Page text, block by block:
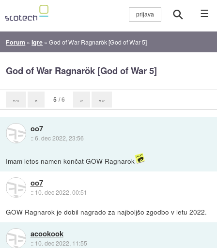
☰
Forum »Igre »God of War Ragnarök [God of War 5]
God of War Ragnarök [God of War 5]
«« « 5 / 6 » »»
oo7
::6. dec 2022, 23:56
Imam letos namen končat GOW Ragnarok
oo7
:: 10. dec 2022, 00:51
GOW Ragnarok je dobil nagrado za najboljšo zgodbo v letu 2022.
acookook
:: 10. dec 2022, 11:55